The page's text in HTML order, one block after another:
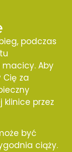
podczas
Aby
za
klinice przez
być
ciąży.